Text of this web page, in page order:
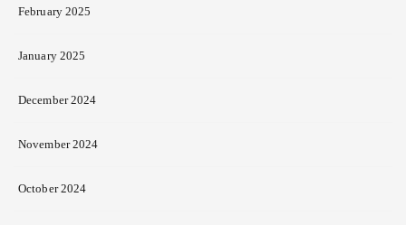
February 2025
January 2025
December 2024
November 2024
October 2024